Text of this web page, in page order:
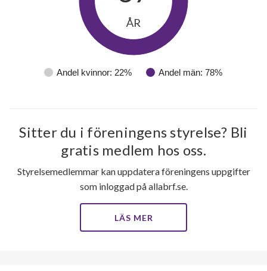
Andel kvinnor: 22% Andel män: 78%
ÅR
Sitter du i föreningens styrelse? Bli
gratis medlem hos oss.
Styrelsemedlemmar kan uppdatera föreningens uppgifter
som inloggad på allabrf.se.
LÄS MER